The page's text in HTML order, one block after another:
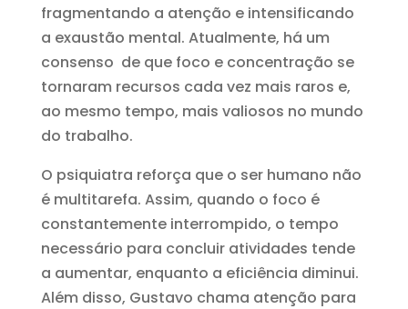
fragmentando a atenção e intensificando
a exaustão mental. Atualmente, há um
consenso de que foco e concentração se
tornaram recursos cada vez mais raros e,
ao mesmo tempo, mais valiosos no mundo
do trabalho.
O psiquiatra reforça que o ser humano não
é multitarefa. Assim, quando o foco é
constantemente interrompido, o tempo
necessário para concluir atividades tende
a aumentar, enquanto a eficiência diminui.
Além disso, Gustavo chama atenção para